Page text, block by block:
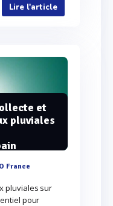
Lire l'article
et
pluviales
France
pluviales sur
pour